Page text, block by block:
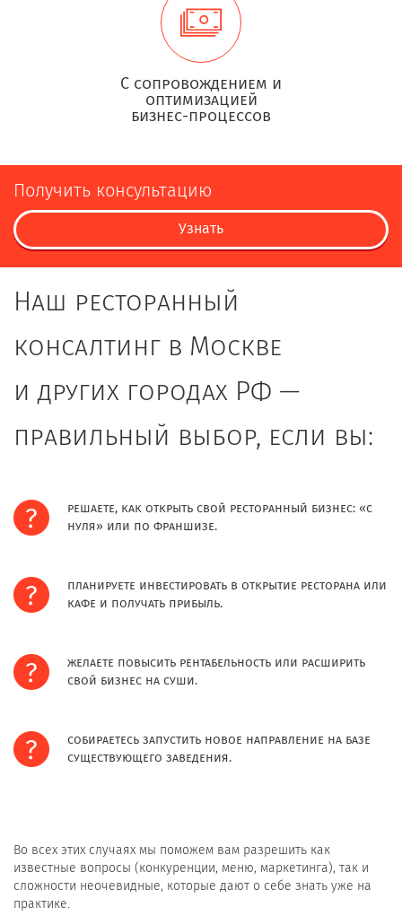
С сопровождением и
оптимизацией
бизнес-процессов
Получить консультацию
Узнать
Наш ресторанный
консалтинг в Москве
и других городах РФ —
правильный выбор, если вы:
решаете, как открыть свой ресторанный бизнес: «с
нуля» или по франшизе.
планируете инвестировать в открытие ресторана или
кафе и получать прибыль.
желаете повысить рентабельность или расширить
свой бизнес на суши.
собираетесь запустить новое направление на базе
существующего заведения.
Во всех этих случаях мы поможем вам разрешить как
известные вопросы (конкуренции, меню, маркетинга), так и
сложности неочевидные, которые дают о себе знать уже на
практике.